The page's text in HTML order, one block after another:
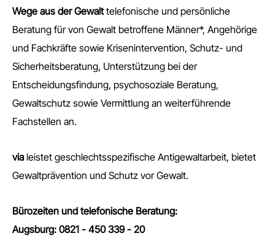
Wege aus der Gewalttelefonische und persönliche
Beratung für von Gewalt betroffene Männer*, Angehörige
und Fachkräfte sowie Krisenintervention, Schutz- und
Sicherheitsberatung, Unterstützung bei der
Entscheidungsfindung, psychosoziale Beratung,
Gewaltschutz sowie Vermittlung an weiterführende
Fachstellen an.
via leistet geschlechtsspezifische Antigewaltarbeit, bietet
Gewaltprävention und Schutz vor Gewalt.
Bürozeiten und telefonische Beratung:
Augsburg: 0821 - 450 339 - 20